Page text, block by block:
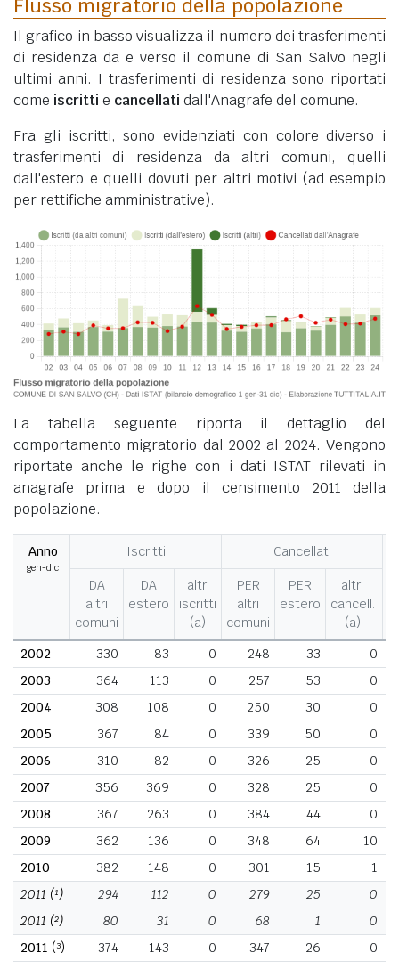
Flusso migratorio della popolazione
Il grafico in basso visualizza il numero dei trasferimenti
di residenza da e verso il comune di San Salvo negli
ultimi anni. I trasferimenti di residenza sono riportati
come iscritti e cancellati dall'Anagrafe del comune.
Fra gli iscritti, sono evidenziati con colore diverso i
trasferimenti di residenza da altri comuni, quelli
dall'estero e quelli dovuti per altri motivi (ad esempio
per rettifiche amministrative).
La tabella seguente riporta il dettaglio del
comportamento migratorio dal 2002 al 2024. Vengono
riportate anche le righe con i dati ISTAT rilevati in
anagrafe prima e dopo il censimento 2011 della
popolazione.
Anno
gen-dic
Iscritti
Cancellati
DA
altri
comuni
DA
estero
altri
iscritti
(a)
PER
altri
comuni
PER
estero
altri
cancell.
(a)
2002
330 83 0 248 33
0
2003
364 113 0 257 53
0
2004
308 108 0 250 30
0
2005
367 84 0 339 50
0
2006
310 82 0 326 25
0
2007
356 369 0 328 25
0
2008
367 263 0 384 44
0
2009
362 136 0 348 64
10
2010
382 148 0 301 15
1
2011 (¹) 294 112 0 279 25
0
2011 (²) 80 31 0 68 1
0
2011 (³) 374 143 0 347 26
0